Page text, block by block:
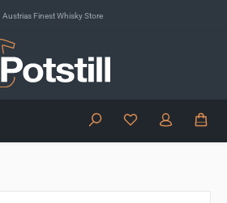
Austrias Finest Whisky Store
Du hast 0